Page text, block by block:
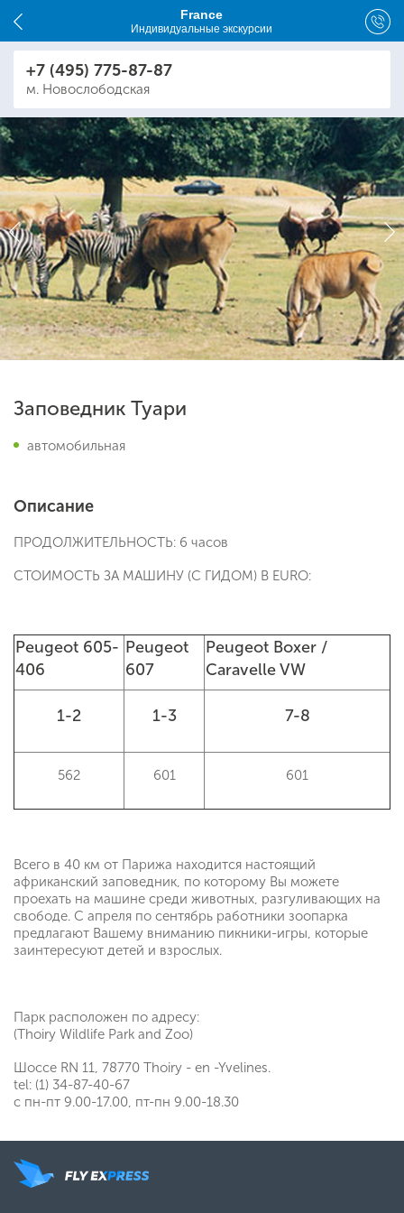
France
Индивидуальные экскурсии
+7 (495) 775-87-87
м. Новослободская
Заповедник Туари
автомобильная
Описание
ПРОДОЛЖИТЕЛЬНОСТЬ: 6 часов
СТОИМОСТЬ ЗА МАШИНУ (С ГИДОМ) В EURO:
Peugeot 605-
406
Peugeot
607
Peugeot Boxer /
Caravelle VW
1-2 1-3 7-8
562 601 601
Всего в 40 км от Парижа находится настоящий
африканский заповедник, по которому Вы можете
проехать на машине среди животных, разгуливающих на
свободе. С апреля по сентябрь работники зоопарка
предлагают Вашему вниманию пикники-игры, которые
заинтересуют детей и взрослых.
Парк расположен по адресу:
(Thoiry Wildlife Park and Zoo)
Шоссе RN 11, 78770 Thoiry - en -Yvelines.
tel: (1) 34-87-40-67
с пн-пт 9.00-17.00, пт-пн 9.00-18.30